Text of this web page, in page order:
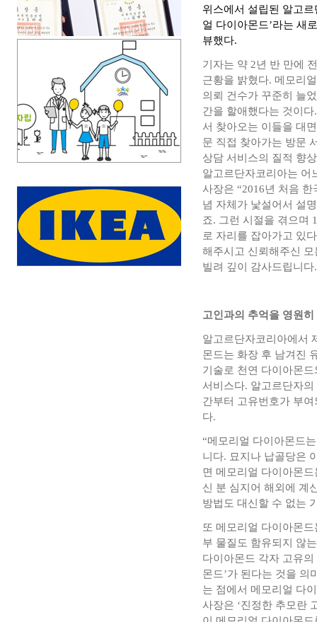
위스에서 설립된 알고
얼 다이아몬드’라는 새
뷰했다.
기자는 약 2년 반 만에
근황을 밝혔다. 메모리
의뢰 건수가 꾸준히 늘
간을 할애했다는 것이
서 찾아오는 이들을 대
문 직접 찾아가는 방문
상담 서비스의 질적 향
알고르단자코리아는 어
사장은 “2016년 처음
념 자체가 낯설어서 설
죠. 그런 시절을 겪으며
로 자리를 잡아가고 있
해주시고 신뢰해주신
빌려 깊이 감사드립니
고인과의 추억을 영원
알고르단자코리아에서
몬드는 화장 후 남겨진
기술로 천연 다이아몬
서비스다. 알고르단자
간부터 고유번호가 부
다.
“메모리얼 다이아몬드
니다. 묘지나 납골당은
면 메모리얼 다이아몬
신 분 심지어 해외에 계
방법도 대신할 수 없는
또 메모리얼 다이아몬
부 물질도 함유되지 않
다이아몬드 각자 고유
몬드’가 된다는 것을 의
는 점에서 메모리얼 다
사장은 ‘진정한 추모란